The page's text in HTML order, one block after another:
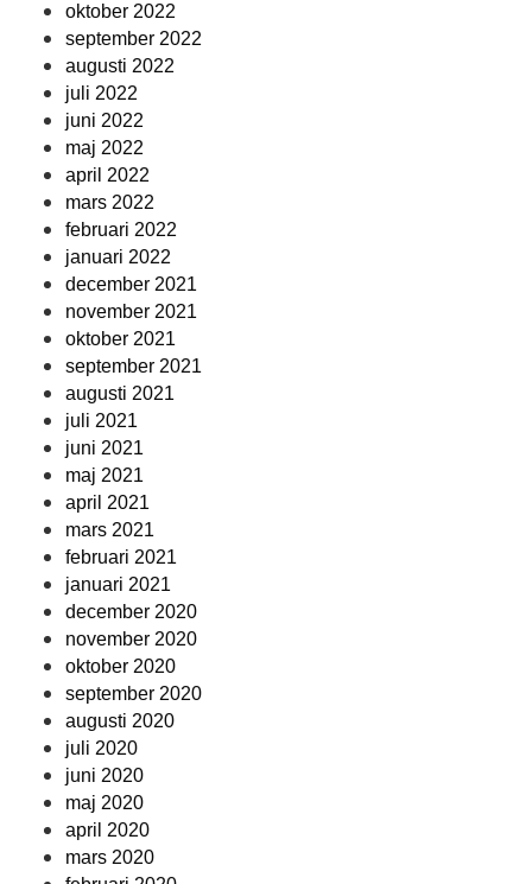
oktober 2022
september 2022
augusti 2022
juli 2022
juni 2022
maj 2022
april 2022
mars 2022
februari 2022
januari 2022
december 2021
november 2021
oktober 2021
september 2021
augusti 2021
juli 2021
juni 2021
maj 2021
april 2021
mars 2021
februari 2021
januari 2021
december 2020
november 2020
oktober 2020
september 2020
augusti 2020
juli 2020
juni 2020
maj 2020
april 2020
mars 2020